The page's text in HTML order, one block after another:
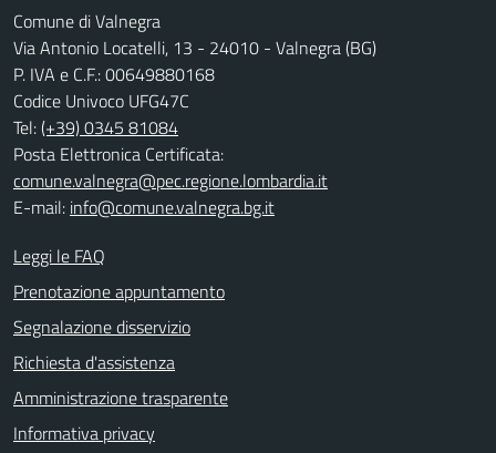
Comune di Valnegra
Via Antonio Locatelli, 13 - 24010 - Valnegra (BG)
P. IVA e C.F.: 00649880168
Codice Univoco UFG47C
Tel:(+39) 0345 81084
Posta Elettronica Certificata:
comune.valnegra@pec.regione.lombardia.it
E-mail: info@comune.valnegra.bg.it
Leggi le FAQ
Prenotazione appuntamento
Segnalazione disservizio
Richiesta d'assistenza
Amministrazione trasparente
Informativa privacy